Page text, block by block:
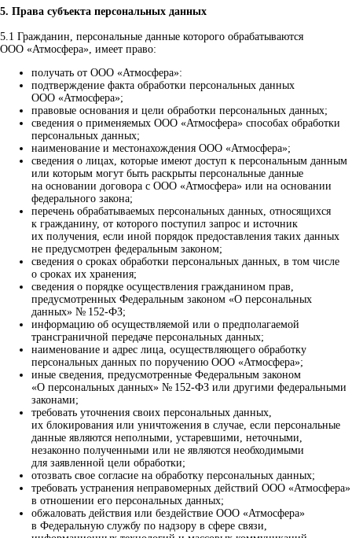
5. Права субъекта персональных данных
5.1 Гражданин, персональные данные которого обрабатываются
ООО «Атмосфера», имеет право:
получать от ООО «Атмосфера»:
подтверждение факта обработки персональных данных
ООО «Атмосфера»;
правовые основания и цели обработки персональных данных;
сведения о применяемых ООО «Атмосфера» способах обработки
персональных данных;
наименование и местонахождения ООО «Атмосфера»;
сведения о лицах, которые имеют доступ к персональным данным
или которым могут быть раскрыты персональные данные
на основании договора с ООО «Атмосфера» или на основании
федерального закона;
перечень обрабатываемых персональных данных, относящихся
к гражданину, от которого поступил запрос и источник
их получения, если иной порядок предоставления таких данных
не предусмотрен федеральным законом;
сведения о сроках обработки персональных данных, в том числе
о сроках их хранения;
сведения о порядке осуществления гражданином прав,
предусмотренных Федеральным законом «О персональных
данных» № 152-ФЗ;
информацию об осуществляемой или о предполагаемой
трансграничной передаче персональных данных;
наименование и адрес лица, осуществляющего обработку
персональных данных по поручению ООО «Атмосфера»;
иные сведения, предусмотренные Федеральным законом
«О персональных данных» № 152-ФЗ или другими федеральными
законами;
требовать уточнения своих персональных данных,
их блокирования или уничтожения в случае, если персональные
данные являются неполными, устаревшими, неточными,
незаконно полученными или не являются необходимыми
для заявленной цели обработки;
отозвать свое согласие на обработку персональных данных;
требовать устранения неправомерных действий ООО «Атмосфера»
в отношении его персональных данных;
обжаловать действия или бездействие ООО «Атмосфера»
в Федеральную службу по надзору в сфере связи,